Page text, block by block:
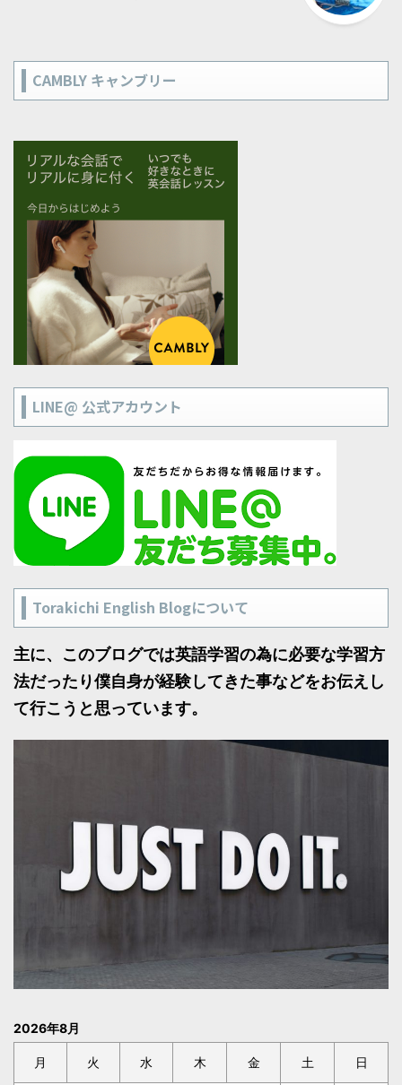
CAMBLY キャンブリー
LINE@ 公式アカウント
Torakichi English Blogについて
主に、このブログでは英語学習の為に必要な学習方
法だったり僕自身が経験してきた事などをお伝えし
て行こうと思っています。
2026年8月
月 火 水 木 金 土 日